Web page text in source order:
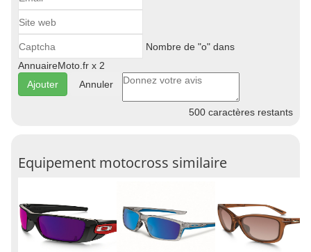
Nombre de "o" dans
AnnuaireMoto.fr x 2
Annuler
500 caractères restants
Equipement motocross similaire